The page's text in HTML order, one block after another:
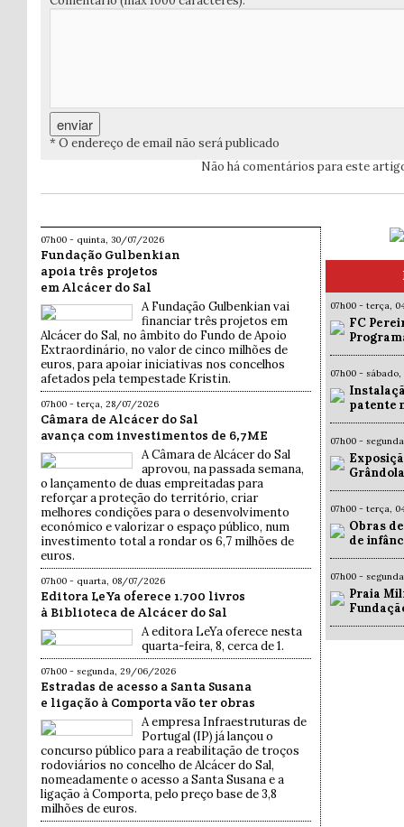
* O endereço de email não será publicado
Não há comentários para este
07h00 - quinta, 30/07/2026
Fundação Gulbenkian
apoia três projetos
em Alcácer do Sal
A Fundação Gulbenkian vai
financiar três projetos em
Alcácer do Sal, no âmbito do Fundo de Apoio
Extraordinário, no valor de cinco milhões de
euros, para apoiar iniciativas nos concelhos
afetados pela tempestade Kristin.
07h00 - terça, 28/07/2026
Câmara de Alcácer do Sal
avança com investimentos de 6,7ME
A Câmara de Alcácer do Sal
aprovou, na passada semana,
o lançamento de duas empreitadas para
reforçar a proteção do território, criar
melhores condições para o desenvolvimento
económico e valorizar o espaço público, num
investimento total a rondar os 6,7 milhões de
euros.
07h00 - quarta, 08/07/2026
Editora LeYa oferece 1.700 livros
à Biblioteca de Alcácer do Sal
A editora LeYa oferece nesta
quarta-feira, 8, cerca de 1.
07h00 - segunda, 29/06/2026
Estradas de acesso a Santa Susana
e ligação à Comporta vão ter obras
A empresa Infraestruturas de
Portugal (IP) já lançou o
concurso público para a reabilitação de troços
rodoviários no concelho de Alcácer do Sal,
nomeadamente o acesso a Santa Susana e a
ligação à Comporta, pelo preço base de 3,8
milhões de euros.
07h00 - terça,
FC
07h00 -
patente
07h00 -
07h00 - terça,
Obras
de
07h00 -
Praia